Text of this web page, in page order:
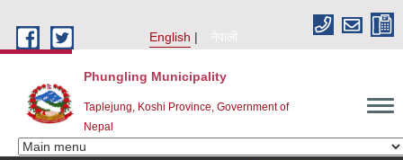
English
नेपाली
Phungling Municipality
Taplejung, Koshi Province, Government of
Nepal